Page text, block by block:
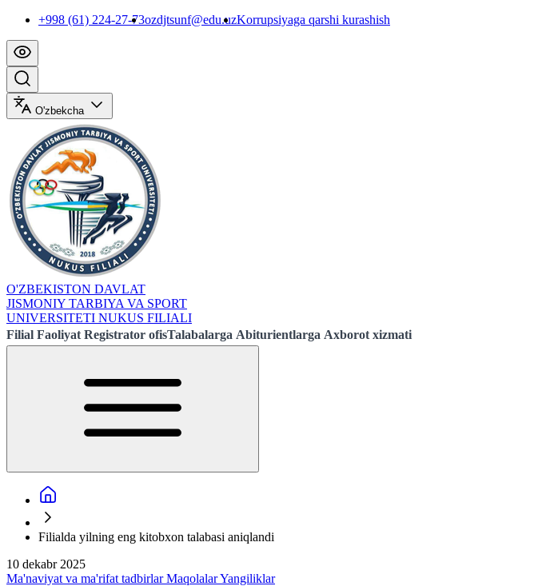
+998 (61) 224-27-73ozdjtsunf@edu.uzKorrupsiyaga qarshi kurashish
O'zbekcha
O'ZBEKISTON DAVLAT
JISMONIY TARBIYA VA SPORT
UNIVERSITETI NUKUS FILIALI
Filial Faoliyat Registrator ofisTalabalarga Abiturientlarga Axborot xizmati
Filialda yilning eng kitobxon talabasi aniqlandi
10 dekabr 2025
Ma'naviyat va ma'rifat tadbirlarMaqolalarYangiliklar